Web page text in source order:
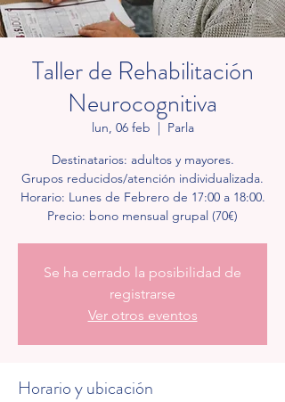
Taller de Rehabilitación
Neurocognitiva
lun, 06 feb
  |
Parla
Destinatarios: adultos y mayores.
Grupos reducidos/atención individualizada.
Horario: Lunes de Febrero de 17:00 a 18:00.
Precio: bono mensual grupal (70€)
Se ha cerrado la posibilidad de
registrarse
Ver otros eventos
Horario y ubicación